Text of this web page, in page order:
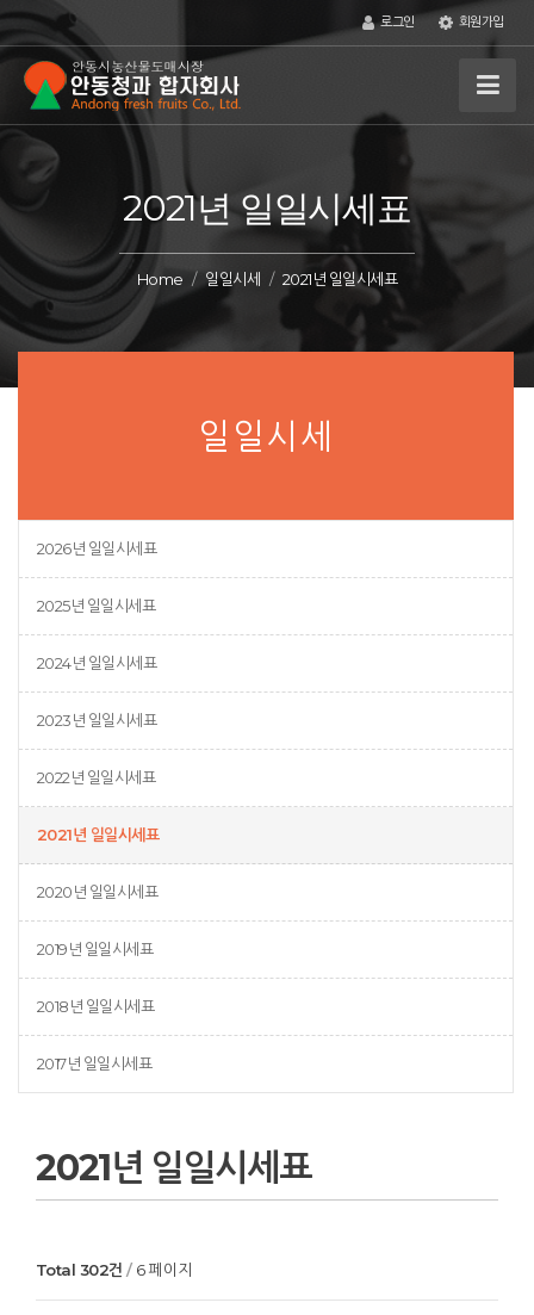
로그인 회원가입
2021년 일일시세표
Home 일일시세 2021년 일일시세표
일일시세
2026년 일일시세표
2025년 일일시세표
2024년 일일시세표
2023년 일일시세표
2022년 일일시세표
2021년 일일시세표
2020년 일일시세표
2019년 일일시세표
2018년 일일시세표
2017년 일일시세표
2021년 일일시세표
Total 302건 6 페이지